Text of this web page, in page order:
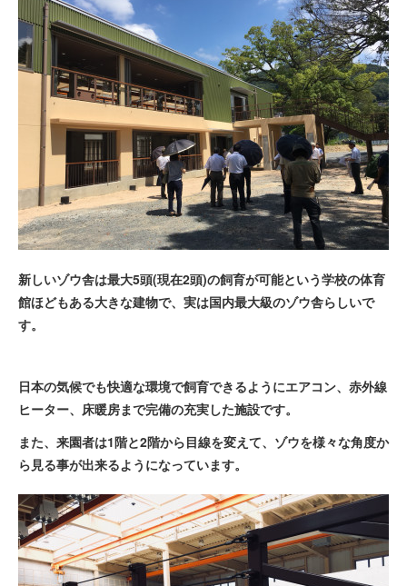
新しいゾウ舎は最大5頭(現在2頭)の飼育が可能という学校の体育
館ほどもある大きな建物で、実は国内最大級のゾウ舎らしいで
す。
日本の気候でも快適な環境で飼育できるようにエアコン、赤外線
ヒーター、床暖房まで完備の充実した施設です。
また、来園者は1階と2階から目線を変えて、ゾウを様々な角度か
ら見る事が出来るようになっています。